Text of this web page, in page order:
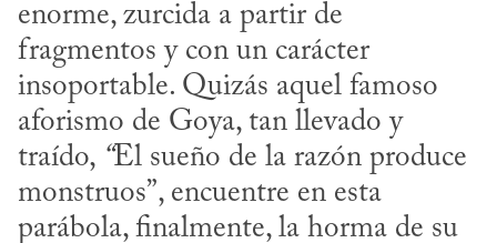
enorme, zurcida a partir de
fragmentos y con un carácter
insoportable. Quizás aquel famoso
aforismo de Goya, tan llevado y
traído, “El sueño de la razón produce
monstruos”, encuentre en esta
parábola, finalmente, la horma de su